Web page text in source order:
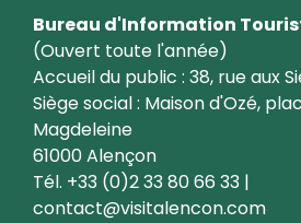
Bureau d'Information
(Ouvert toute l'année)
Accueil du public : 38, rue aux
Siège social : Maison d'Ozé,
Magdeleine
61000 Alençon
Tél. +33 (0)2 33 80 66 33 |
contact@visitalencon.com